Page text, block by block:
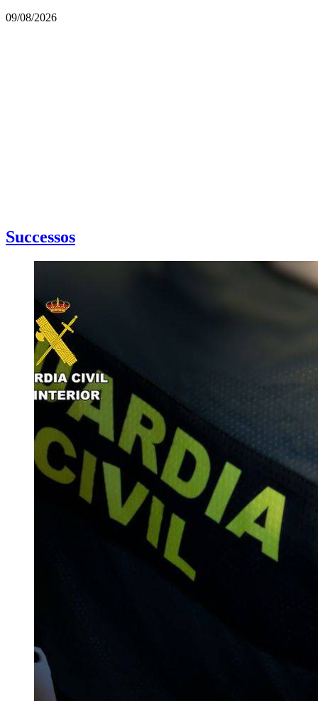
09/08/2026
Successos